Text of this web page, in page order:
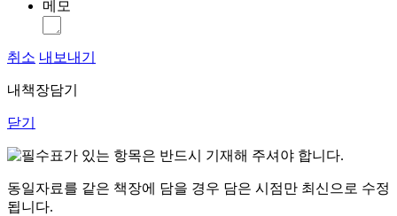
메모
취소 내보내기
내책장담기
닫기
표가 있는 항목은 반드시 기재해 주셔야 합니다.
동일자료를 같은 책장에 담을 경우 담은 시점만 최신으로 수정
됩니다.